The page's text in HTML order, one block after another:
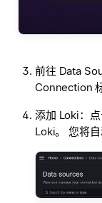
前往 Data
Connection
添加 Loki：
Loki。 您将